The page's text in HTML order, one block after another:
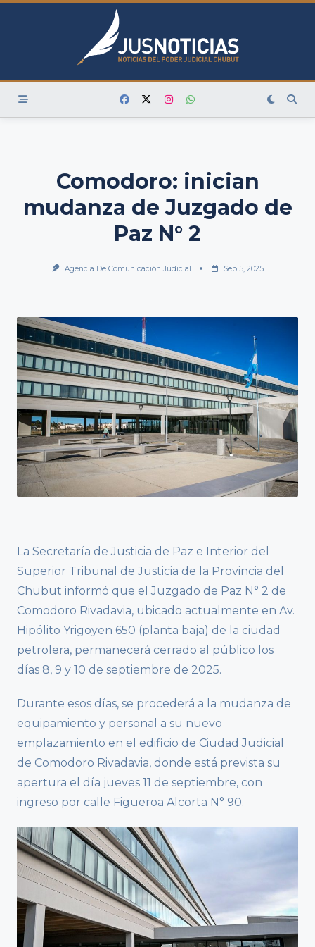
Skip
Comodoro: inician
mudanza de Juzgado de
Paz N° 2
Agencia De Comunicación Judicial Sep 5, 2025
La Secretaría de Justicia de Paz e Interior del
Superior Tribunal de Justicia de la Provincia del
Chubut informó que el Juzgado de Paz N° 2 de
Comodoro Rivadavia, ubicado actualmente en Av.
Hipólito Yrigoyen 650 (planta baja) de la ciudad
petrolera, permanecerá cerrado al público los
días 8, 9 y 10 de septiembre de 2025.
Durante esos días, se procederá a la mudanza de
equipamiento y personal a su nuevo
emplazamiento en el edificio de Ciudad Judicial
de Comodoro Rivadavia, donde está prevista su
apertura el día jueves 11 de septiembre, con
ingreso por calle Figueroa Alcorta N° 90.